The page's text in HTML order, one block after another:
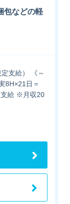
包などの軽
支給） 《～
8H×21日＝
支給 ※月収20